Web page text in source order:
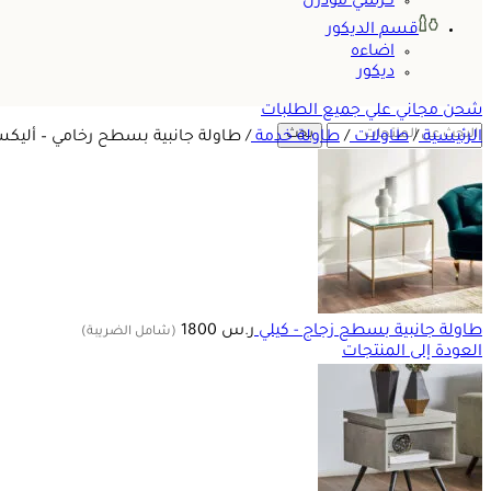
قسم الديكور
اضاءه
ديكور
شحن مجاني علي جميع الطلبات
بحث الرئيسية/ طاولات/ طاولة خدمة/ طاولة جانبية بسطح رخامي –
طاولة جانبية بسطح زجاج - كيلير.س (شامل الضريبة)
العودة إلى المنتجات